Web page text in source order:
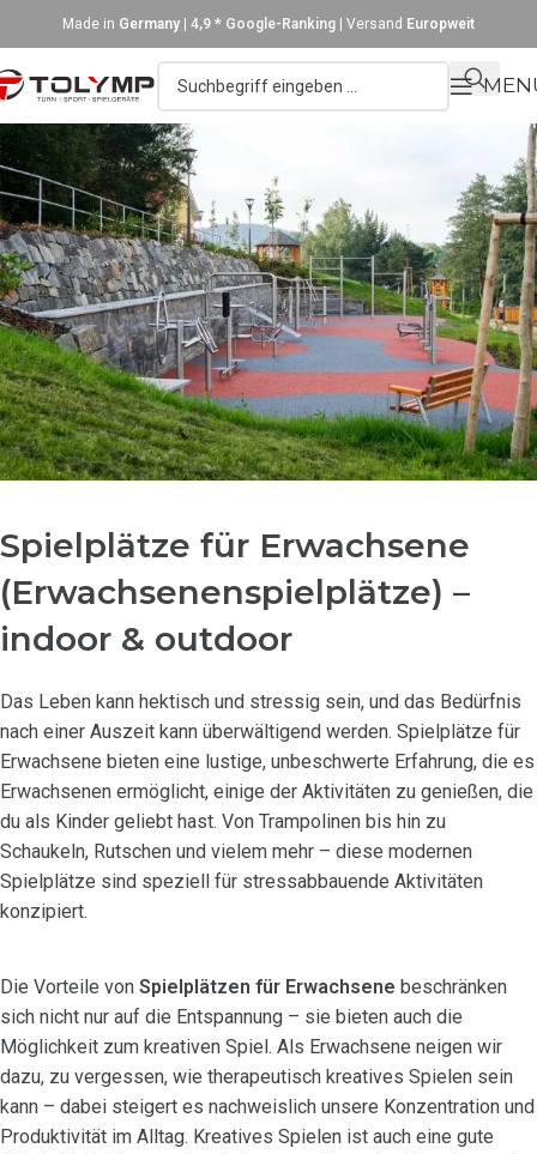
Made in Germany 4,9 * Google-Ranking | Versand Europweit
Spielplätze für Erwachsene
(Erwachsenenspielplätze) –
indoor & outdoor
Das Leben kann hektisch und stressig sein, und das Bedürfnis
nach einer Auszeit kann überwältigend werden. Spielplätze für
Erwachsene bieten eine lustige, unbeschwerte Erfahrung, die es
Erwachsenen ermöglicht, einige der Aktivitäten zu genießen, die
du als Kinder geliebt hast. Von Trampolinen bis hin zu
Schaukeln, Rutschen und vielem mehr – diese modernen
Spielplätze sind speziell für stressabbauende Aktivitäten
konzipiert.
Die Vorteile von Spielplätzen für Erwachsene beschränken
sich nicht nur auf die Entspannung – sie bieten auch die
Möglichkeit zum kreativen Spiel. Als Erwachsene neigen wir
dazu, zu vergessen, wie therapeutisch kreatives Spielen sein
kann – dabei steigert es nachweislich unsere Konzentration und
Produktivität im Alltag. Kreatives Spielen ist auch eine gute